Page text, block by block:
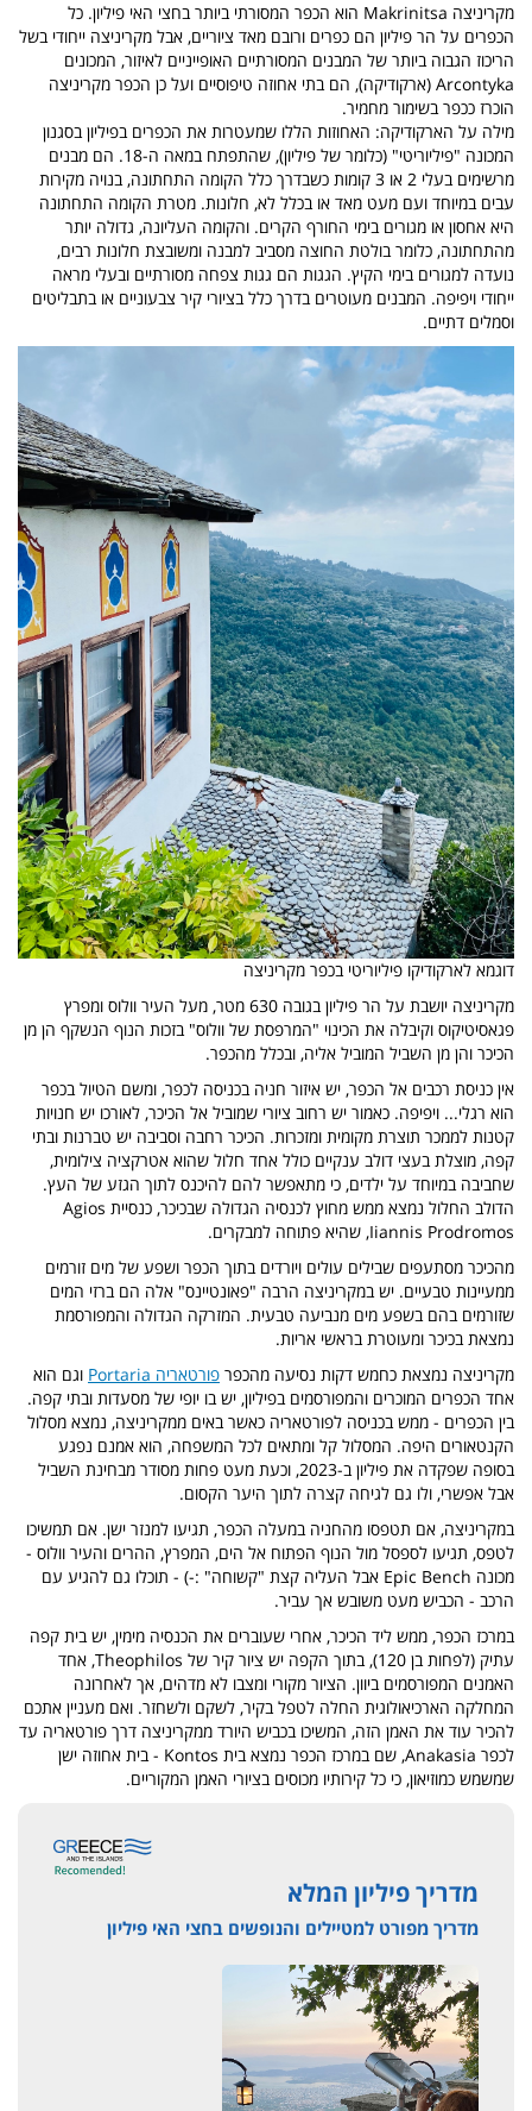
מקריניצה Makrinitsa הוא הכפר המסורתי ביותר בחצי האי פיליון. כל
הכפרים על הר פיליון הם כפרים ורובם מאד ציוריים, אבל מקריניצה ייחודי בשל
הריכוז הגבוה ביותר של המבנים המסורתיים האופייניים לאיזור, המכונים
Arcontyka (ארקודיקה), הם בתי אחוזה טיפוסיים ועל כן הכפר מקריניצה
הוכרז ככפר בשימור מחמיר.
מילה על הארקודיקה: האחוזות הללו שמעטרות את הכפרים בפיליון בסגנון
המכונה "פיליוריטי" (כלומר של פיליון), שהתפתח במאה ה-18. הם מבנים
מרשימים בעלי 2 או 3 קומות כשבדרך כלל הקומה התחתונה, בנויה מקירות
עבים במיוחד ועם מעט מאד או בכלל לא, חלונות. מטרת הקומה התחתונה
היא אחסון או מגורים בימי החורף הקרים. והקומה העליונה, גדולה יותר
מהתחתונה, כלומר בולטת החוצה מסביב למבנה ומשובצת חלונות רבים,
נועדה למגורים בימי הקיץ. הגגות הם גגות צפחה מסורתיים ובעלי מראה
ייחודי ויפיפה. המבנים מעוטרים בדרך כלל בציורי קיר צבעוניים או בתבליטים
וסמלים דתיים.
דוגמא לארקודיקו פיליוריטי בכפר מקריניצה
מקריניצה יושבת על הר פיליון בגובה 630 מטר, מעל העיר וולוס ומפרץ
פגאסיטיקוס וקיבלה את הכינוי "המרפסת של וולוס" בזכות הנוף הנשקף הן מן
הכיכר והן מן השביל המוביל אליה, ובכלל מהכפר.
אין כניסת רכבים אל הכפר, יש איזור חניה בכניסה לכפר, ומשם הטיול בכפר
הוא רגלי... ויפיפה. כאמור יש רחוב ציורי שמוביל אל הכיכר, לאורכו יש חנויות
קטנות לממכר תוצרת מקומית ומזכרות. הכיכר רחבה וסביבה יש טברנות ובתי
קפה, מוצלת בעצי דולב ענקיים כולל אחד חלול שהוא אטרקציה צילומית,
שחביבה במיוחד על ילדים, כי מתאפשר להם להיכנס לתוך הגזע של העץ.
הדולב החלול נמצא ממש מחוץ לכנסיה הגדולה שבכיכר, כנסיית Agios
Iiannis Prodromos, שהיא פתוחה למבקרים.
מהכיכר מסתעפים שבילים עולים ויורדים בתוך הכפר ושפע של מים זורמים
ממעיינות טבעיים. יש במקריניצה הרבה "פאונטיינס" אלה הם ברזי המים
שזורמים בהם בשפע מים מנביעה טבעית. המזרקה הגדולה והמפורסמת
נמצאת בכיכר ומעוטרת בראשי אריות.
מקריניצה נמצאת כחמש דקות נסיעה מהכפר פורטאריה Portaria
וגם הוא
אחד הכפרים המוכרים והמפורסמים בפיליון, יש בו יופי של מסעדות ובתי קפה.
בין הכפרים - ממש בכניסה לפורטאריה כאשר באים ממקריניצה, נמצא מסלול
הקנטאורים היפה. המסלול קל ומתאים לכל המשפחה, הוא אמנם נפגע
בסופה שפקדה את פיליון ב-2023, וכעת מעט פחות מסודר מבחינת השביל
אבל אפשרי, ולו גם לגיחה קצרה לתוך היער הקסום.
במקריניצה, אם תטפסו מהחניה במעלה הכפר, תגיעו למנזר ישן. אם תמשיכו
לטפס, תגיעו לספסל מול הנוף הפתוח אל הים, המפרץ, ההרים והעיר וולוס -
מכונה Epic Bench אבל העליה קצת "קשוחה" :-) - תוכלו גם להגיע עם
הרכב - הכביש מעט משובש אך עביר.
במרכז הכפר, ממש ליד הכיכר, אחרי שעוברים את הכנסיה מימין, יש בית קפה
עתיק (לפחות בן 120), בתוך הקפה יש ציור קיר של Theophilos, אחד
האמנים המפורסמים ביוון. הציור מקורי ומצבו לא מדהים, אך לאחרונה
המחלקה הארכיאולוגית החלה לטפל בקיר, לשקם ולשחזר. ואם מעניין אתכם
להכיר עוד את האמן הזה, המשיכו בכביש היורד ממקריניצה דרך פורטאריה עד
לכפר Anakasia, שם במרכז הכפר נמצא בית Kontos - בית אחוזה ישן
שמשמש כמוזיאון, כי כל קירותיו מכוסים בציורי האמן המקוריים.
מדריך פיליון המלא
מדריך מפורט למטיילים והנופשים בחצי האי פיליון